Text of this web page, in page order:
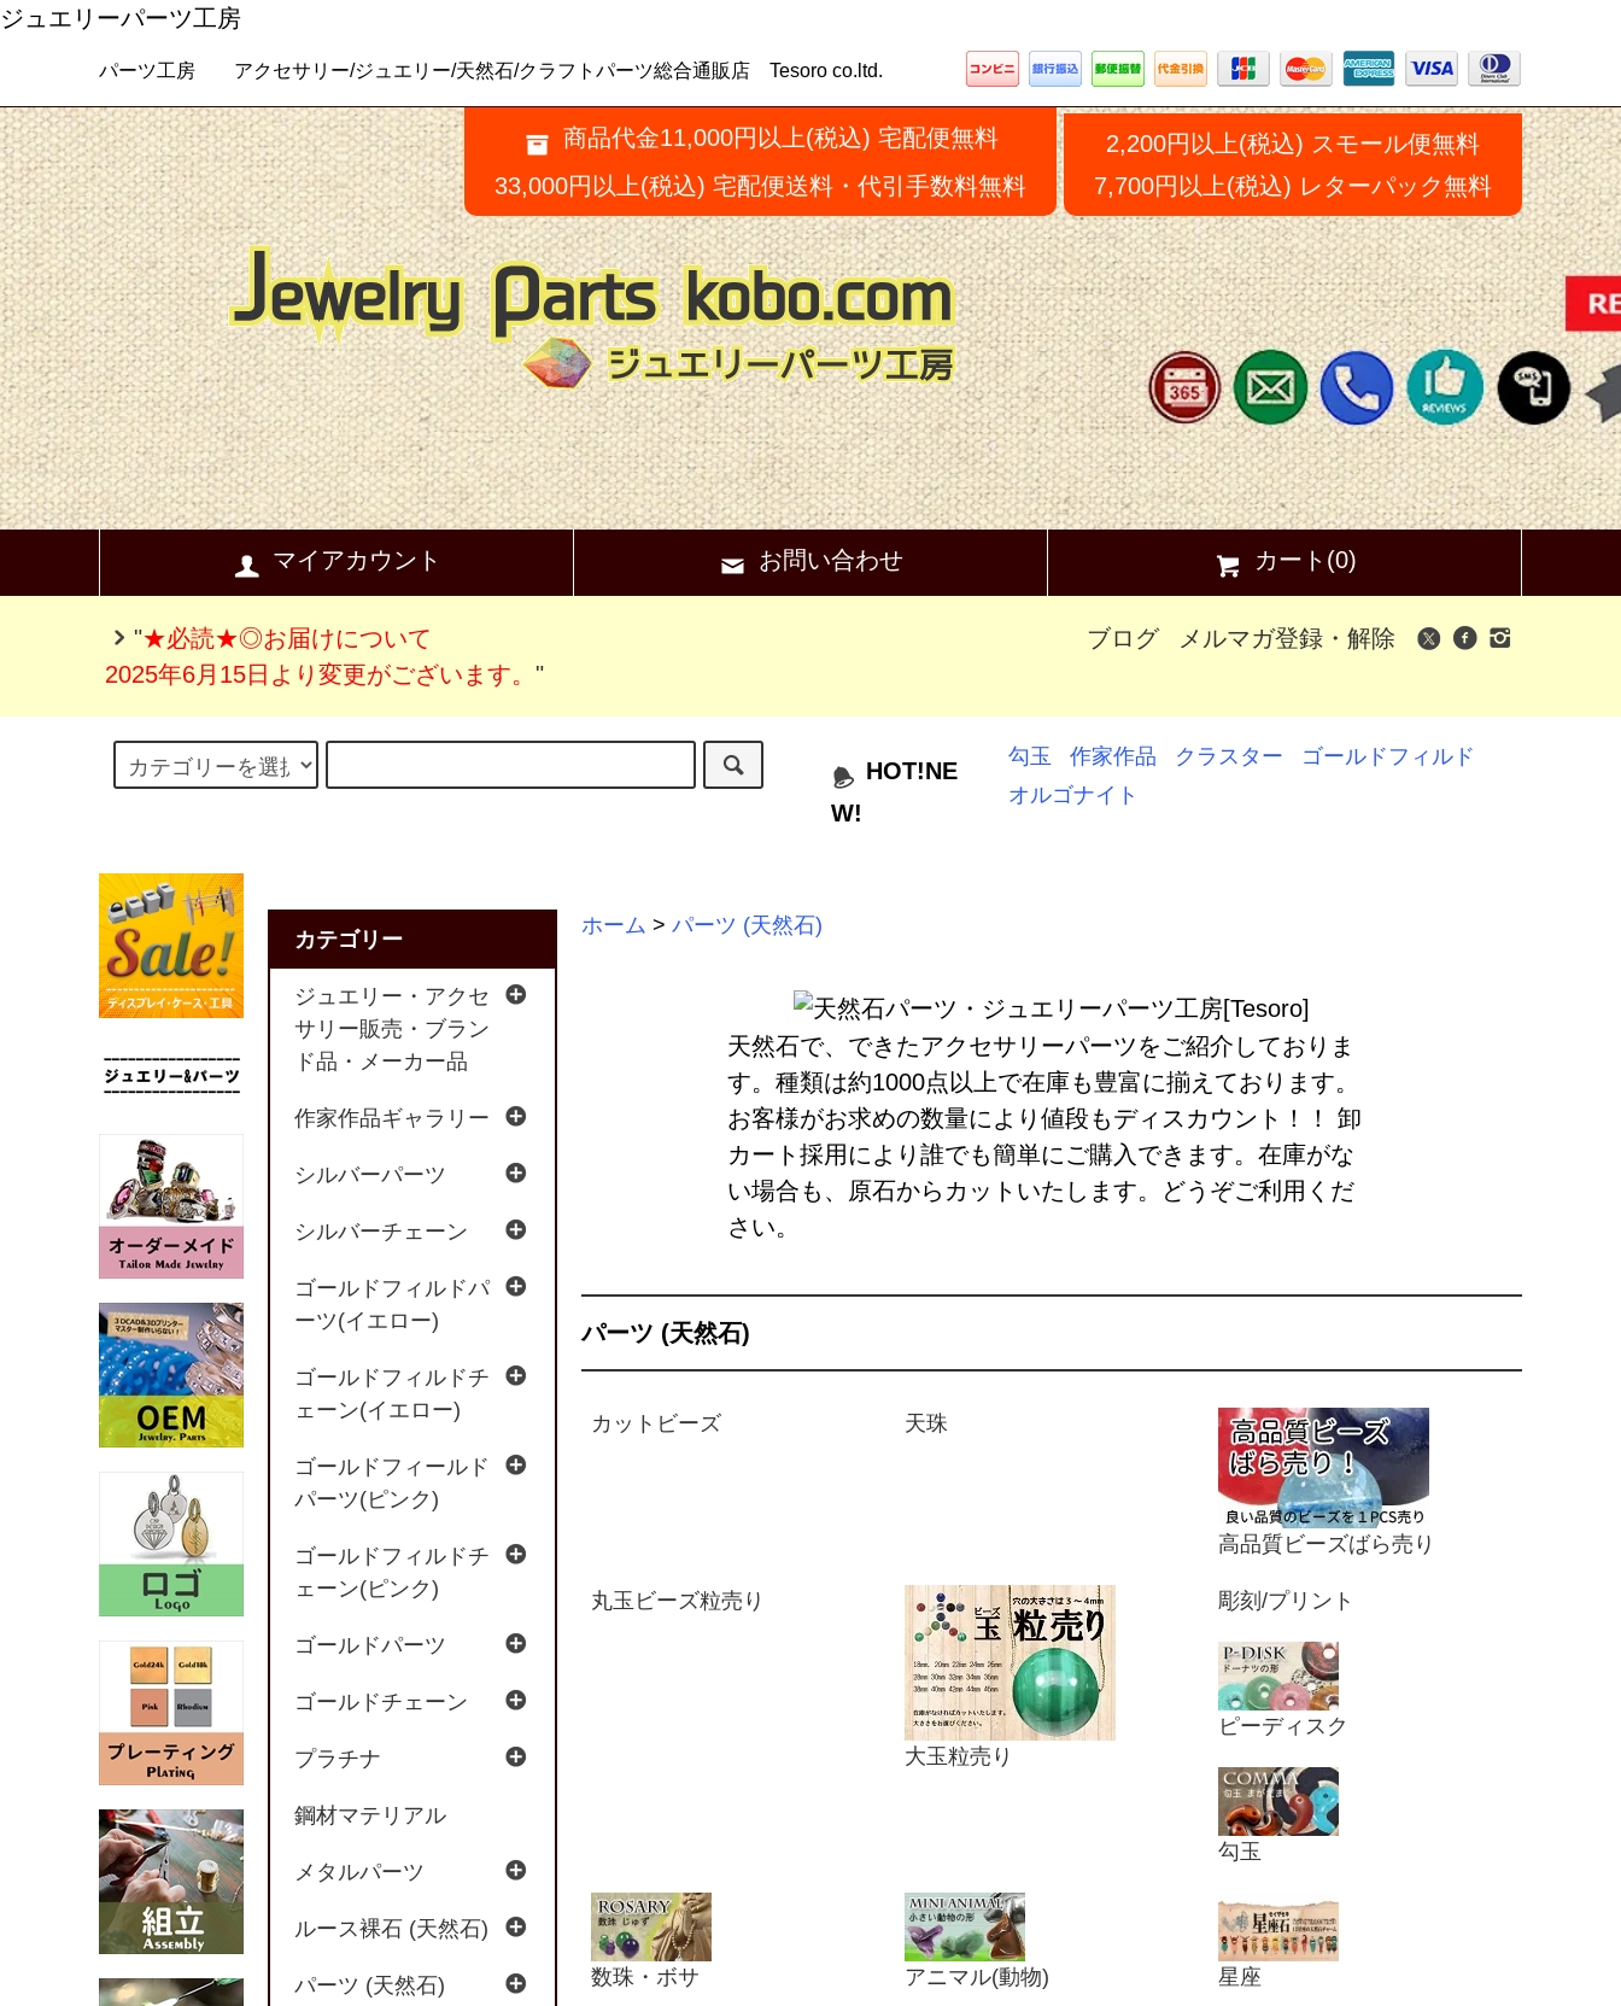
ジュエリーパーツ工房
パーツ工房 アクセサリー/ジュエリー/天然石/クラフトパーツ総合通販店 Tesoro co.ltd.
商品代金11,000円以上(税込) 宅配便無料
33,000円以上(税込) 宅配便送料・代引手数料無料
2,200円以上(税込) スモール便無料
7,700円以上(税込) レターパック無料
マイアカウント お問い合わせ カート(0)
"★必読★◎お届けについて
2025年6月15日より変更がございます。 "
ブログ メルマガ登録・解除
HOT!NE
W!
勾玉 作家作品 クラスター
ゴールドフィルド
オルゴナイト
ホーム > パーツ (天然石)
天然石で、できたアクセサリーパーツをご紹介しておりま
す。種類は約1000点以上で在庫も豊富に揃えております。
お客様がお求めの数量により値段もディスカウント！！ 卸
カート採用により誰でも簡単にご購入できます。在庫がな
い場合も、原石からカットいたします。どうぞご利用くだ
さい。
パーツ (天然石)
カットビーズ 天珠
高品質ビーズばら売り
丸玉ビーズ粒売り
大玉粒売り
彫刻/プリント
ピーディスク
勾玉
数珠・ボサ アニマル(動物) 星座
カテゴリー
ジュエリー・アクセ
サリー販売・ブラン
ド品・メーカー品
作家作品ギャラリー
シルバーパーツ
シルバーチェーン
ゴールドフィルドパ
ーツ(イエロー)
ゴールドフィルドチ
ェーン(イエロー)
ゴールドフィールド
パーツ(ピンク)
ゴールドフィルドチ
ェーン(ピンク)
ゴールドパーツ
ゴールドチェーン
プラチナ
鋼材マテリアル
メタルパーツ
ルース裸石 (天然石)
パーツ (天然石)